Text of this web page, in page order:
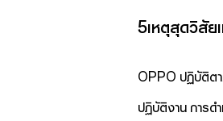
5เหตุสุดวิสัย
OPPO ปฏิบัติต
ปฏิบัติงาน การด